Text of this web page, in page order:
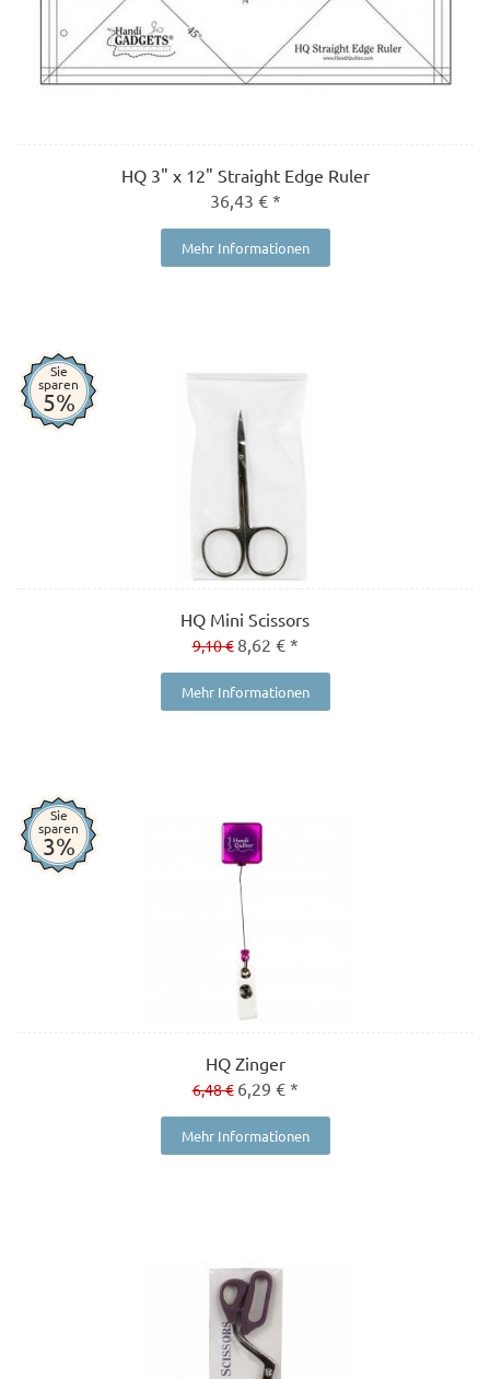
HQ 3" x 12" Straight Edge Ruler
36,43 € *
Mehr Informationen
Sie
sparen
5%
HQ Mini Scissors
9,10 € 8,62 € *
Mehr Informationen
Sie
sparen
3%
HQ Zinger
6,48 € 6,29 € *
Mehr Informationen